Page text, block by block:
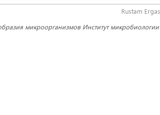
Rustam
микроорганизмов Институт